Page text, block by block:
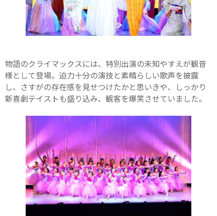
物語のクライマックスには、特別出演の未知やすえが観音
様として登場。迫力十分の演技と素晴らしい歌声を披露
し、さすがの存在感を見せつけたかと思いきや、しっかり
新喜劇テイストも盛り込み、観客を爆笑させていました。